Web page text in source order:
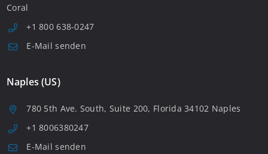
Coral
+1 800 638-0247
E-Mail senden
Naples (US)
780 5th Ave. South, Suite 200, Florida 34102 Naples
+1 8006380247
E-Mail senden